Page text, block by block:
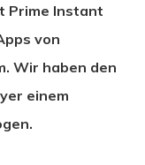
Prime Instant
von
Wir haben den
einem